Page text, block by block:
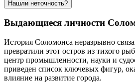
Нашли неточность?
Выдающиеся личности
История Соломонса неразрывно
превратили этот остров из тихого
центр промышленности, науки и
приведен список ключевых фигур,
влияние на развитие города.